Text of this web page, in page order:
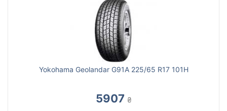
Yokohama Geolandar G91A 225/65 R17 101H
5907 ₴